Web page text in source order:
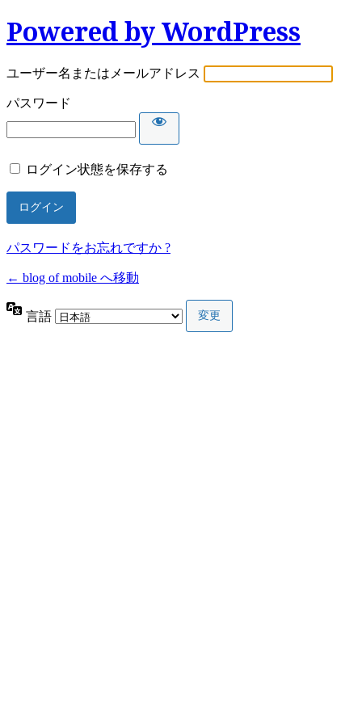
Powered by WordPress
ユーザー名またはメールアドレス
パスワード
ログイン状態を保存する
パスワードをお忘れですか ?
← blog of mobile へ移動
言語